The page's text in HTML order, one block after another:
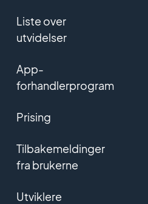
Liste over
utvidelser
App-
forhandlerprogram
Prising
Tilbakemeldinger
fra brukerne
Utviklere